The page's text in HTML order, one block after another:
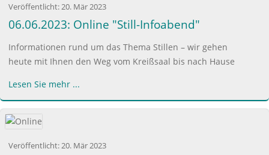
Veröffentlicht: 20. Mär 2023
06.06.2023: Online "Still-Infoabend"
Informationen rund um das Thema Stillen – wir gehen
heute mit Ihnen den Weg vom Kreißsaal bis nach Hause
Lesen Sie mehr ...
Veröffentlicht:20. Mär 2023